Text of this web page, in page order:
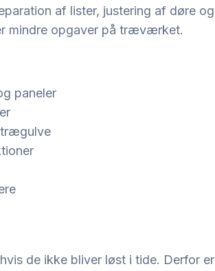
af lister, justering af døre og
mindre opgaver på træværket.
paneler
trægulve
de ikke bliver løst i tide. Derfor er